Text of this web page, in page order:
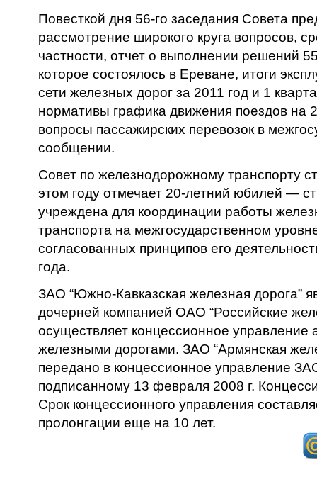
Повесткой дня 56-го заседания Совета
рассмотрение широкого круга вопросов,
частности, отчет о выполнении решений
которое состоялось в Ереване, итоги
сети железных дорог за 2011 год и 1
нормативы графика движения поездов на
вопросы пассажирских перевозок в
сообщении.
Совет по железнодорожному транспорту
этом году отмечает 20-летний юбилей —
учреждена для координации работы
транспорта на межгосударственном
согласованных принципов его
года.
ЗАО “Южно-Кавказская железная дорога”
дочерней компанией ОАО “Российские
осуществляет концессионное управление
железными дорогами. ЗАО “Армянская
передано в концессионное управление
подписанному 13 февраля 2008 г.
Срок концессионного управления
пролонгации еще на 10 лет.